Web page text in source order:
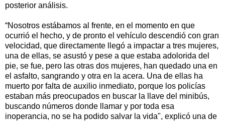
posterior análisis.
“Nosotros estábamos al frente, en el momento en que
ocurrió el hecho, y de pronto el vehículo descendió con gran
velocidad, que directamente llegó a impactar a tres mujeres,
una de ellas, se asustó y pese a que estaba adolorida del
pie, se fue, pero las otras dos mujeres, han quedado una en
el asfalto, sangrando y otra en la acera. Una de ellas ha
muerto por falta de auxilio inmediato, porque los policías
estaban más preocupados en buscar la llave del minibús,
buscando números donde llamar y por toda esa
inoperancia, no se ha podido salvar la vida", explicó una de